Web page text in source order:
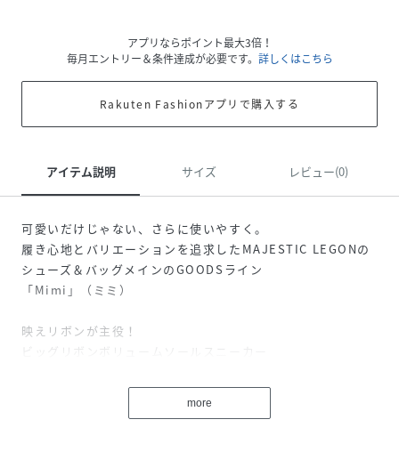
アプリならポイント最大3倍！
毎月エントリー＆条件達成が必要です。 詳しくはこちら
Rakuten Fashionアプリで購入する
アイテム説明 サイズ レビュー(0)
可愛いだけじゃない、さらに使いやすく。
履き心地とバリエーションを追求したMAJESTIC LEGONの
シューズ＆バッグメインのGOODSライン
「Mimi」（ミミ）
映えリボンが主役！
ビッグリボンボリュームソールスニーカー
ブルーはONLINE STORE限定カラー
CITYHILLONLINE STOREでのみ購入可能です。
more